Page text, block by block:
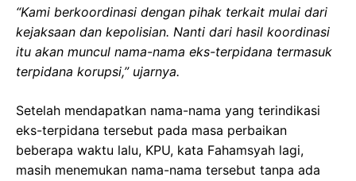
“Kami berkoordinasi dengan pihak terkait mulai dari
kejaksaan dan kepolisian. Nanti dari hasil koordinasi
itu akan muncul nama-nama eks-terpidana termasuk
terpidana korupsi,” ujarnya.
Setelah mendapatkan nama-nama yang terindikasi
eks-terpidana tersebut pada masa perbaikan
beberapa waktu lalu, KPU, kata Fahamsyah lagi,
masih menemukan nama-nama tersebut tanpa ada